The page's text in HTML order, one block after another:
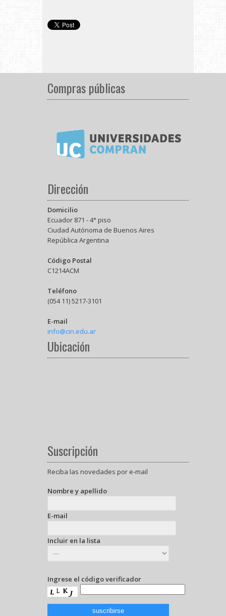
Compras públicas
Dirección
Domicilio
Ecuador 871 - 4° piso
Ciudad Autónoma de Buenos Aires
República Argentina
Código Postal
C1214ACM
Teléfono
(054 11) 5217-3101
E-mail
info@cin.edu.ar
Ubicación
Suscripción
Reciba las novedades por e-mail
Nombre y apellido
E-mail
Incluir en la lista
Ingrese el código verificador